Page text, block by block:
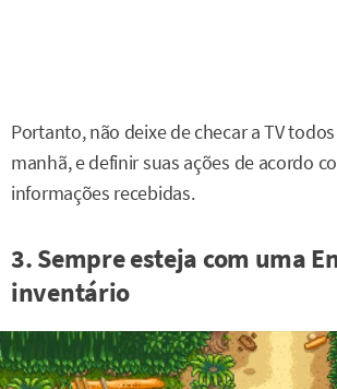
Portanto, não deixe de checar a TV
manhã, e definir suas ações de acordo
informações recebidas.
3. Sempre esteja com uma
inventário